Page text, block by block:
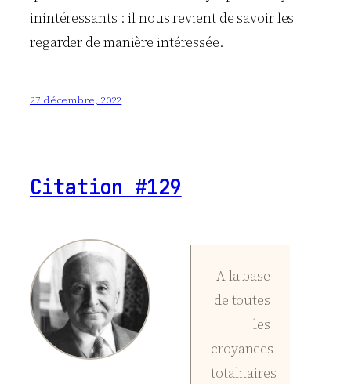
inintéressants : il nous revient de savoir les
regarder de manière intéressée.
27 décembre, 2022
Citation #129
A la base
de toutes
les
croyances
totalitaires